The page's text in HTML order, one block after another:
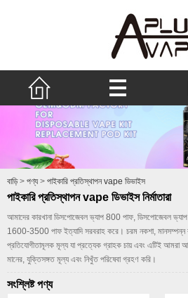
বাড়ি > পণ্য > পাইকারি প্রতিস্থাপন vape ডিভাইস
পাইকারি প্রতিস্থাপন vape ডিভাইস নির্মাতারা
আমাদের কারখানা ডিসপোজেবল ভ্যাপ 800 পাফ, ডিসপোজেবল
1600-3500 পাফ ইত্যাদি সরবরাহ করে। চরম নকশা, মানসম্পন্ন
প্রতিযোগীতামূলক মূল্য যা প্রত্যেক গ্রাহক চায় এবং এটিই আমরা
মানের, যুক্তিসঙ্গত মূল্য এবং নিখুঁত পরিষেবা গ্রহণ করি।
সংশ্লিষ্ট পণ্য